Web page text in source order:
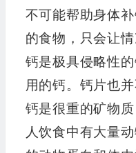
不可能帮助身体
的食物，只会让
钙是极具侵略性
用的钙。钙片也
钙是很重的矿物
人饮食中有大量